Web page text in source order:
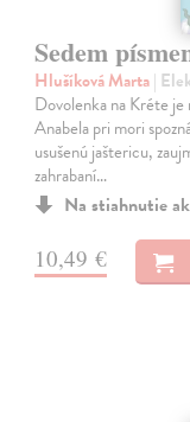
Sedem
Hlušíková Marta|
Dovolenka na Kréte
Anabela pri mori
usušenú jaštericu,
zahrabaní…
Na stiahnutie
10,49 €